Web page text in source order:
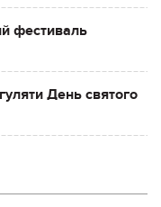
фестиваль
День святого